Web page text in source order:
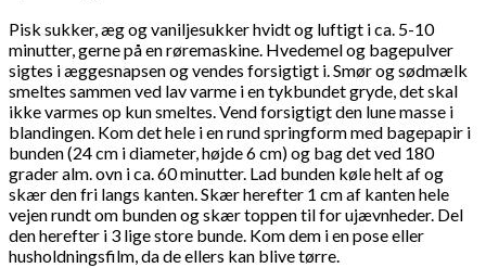
Pisk sukker, æg og vaniljesukker hvidt og luftigt i ca. 5-10
minutter, gerne på en røremaskine. Hvedemel og bagepulver
sigtes i æggesnapsen og vendes forsigtigt i. Smør og sødmælk
smeltes sammen ved lav varme i en tykbundet gryde, det skal
ikke varmes op kun smeltes. Vend forsigtigt den lune masse i
blandingen. Kom det hele i en rund springform med bagepapir i
bunden (24 cm i diameter, højde 6 cm) og bag det ved 180
grader alm. ovn i ca. 60 minutter. Lad bunden køle helt af og
skær den fri langs kanten. Skær herefter 1 cm af kanten hele
vejen rundt om bunden og skær toppen til for ujævnheder. Del
den herefter i 3 lige store bunde. Kom dem i en pose eller
husholdningsfilm, da de ellers kan blive tørre.